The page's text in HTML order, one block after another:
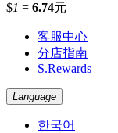
$1 = 6.74元
客服中心
分店指南
S.Rewards
Language
한국어